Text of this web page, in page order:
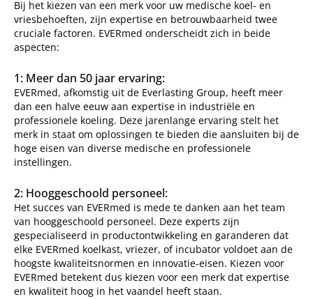
Bij het kiezen van een merk voor uw medische koel- en
vriesbehoeften, zijn expertise en betrouwbaarheid twee
cruciale factoren. EVERmed onderscheidt zich in beide
aspecten:
1: Meer dan 50 jaar ervaring:
EVERmed, afkomstig uit de Everlasting Group, heeft meer
dan een halve eeuw aan expertise in industriële en
professionele koeling. Deze jarenlange ervaring stelt het
merk in staat om oplossingen te bieden die aansluiten bij de
hoge eisen van diverse medische en professionele
instellingen.
2: Hooggeschoold personeel:
Het succes van EVERmed is mede te danken aan het team
van hooggeschoold personeel. Deze experts zijn
gespecialiseerd in productontwikkeling en garanderen dat
elke EVERmed koelkast, vriezer, of incubator voldoet aan de
hoogste kwaliteitsnormen en innovatie-eisen. Kiezen voor
EVERmed betekent dus kiezen voor een merk dat expertise
en kwaliteit hoog in het vaandel heeft staan.